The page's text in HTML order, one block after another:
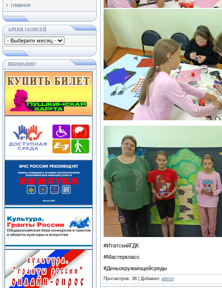
главное
АРХИВ ЗАПИСЕЙ
ВНИМАНИЕ!
#ИтатскийГДК
#Мастеркласс
#Деньокружающейсреды
Просмотров: 38 | Добавил: admin